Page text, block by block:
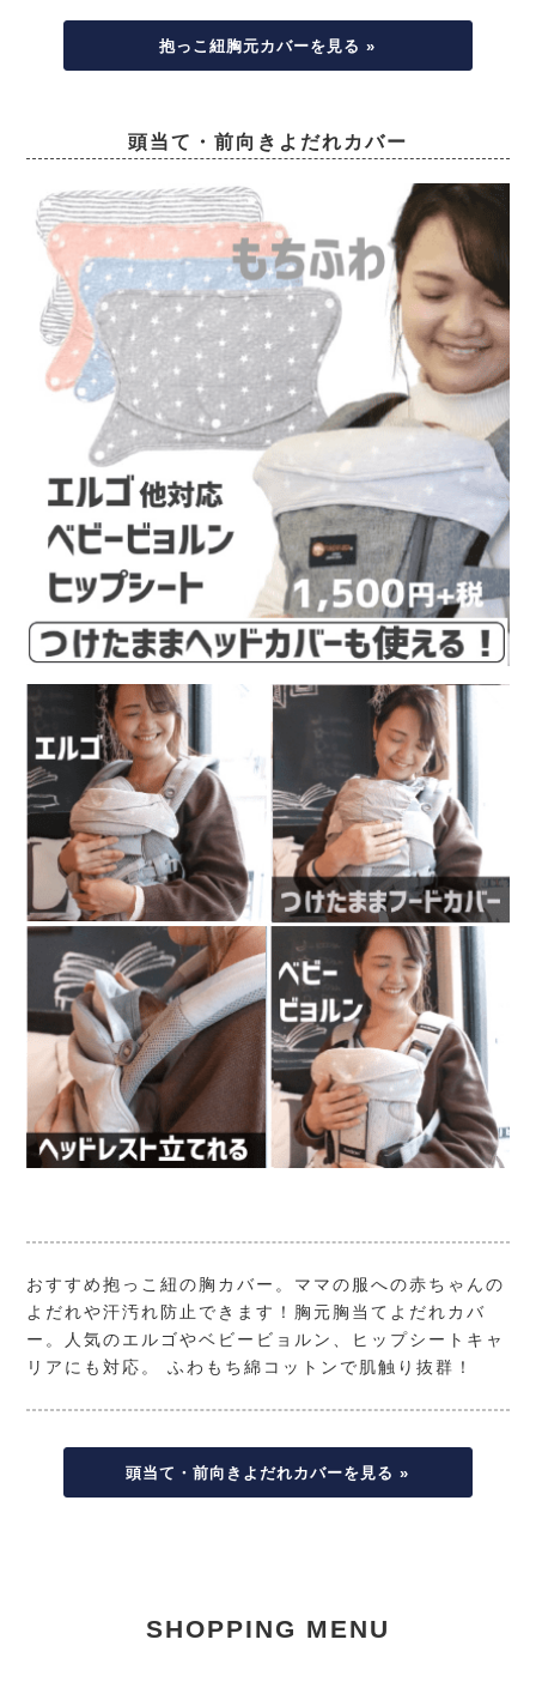
抱っこ紐胸元カバーを見る »
頭当て・前向きよだれカバー
おすすめ抱っこ紐の胸カバー。ママの服への赤ちゃんの
よだれや汗汚れ防止できます！胸元胸当てよだれカバ
ー。人気のエルゴやベビービョルン、ヒップシートキャ
リアにも対応。 ふわもち綿コットンで肌触り抜群！
頭当て・前向きよだれカバーを見る »
SHOPPING MENU